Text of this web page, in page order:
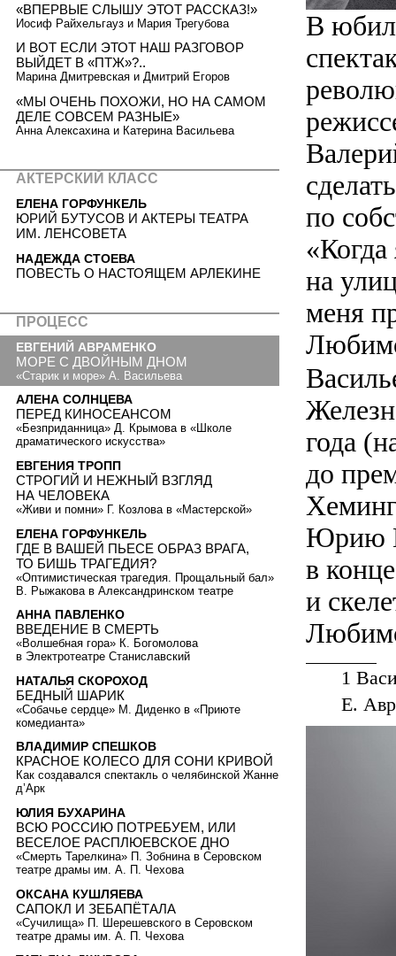
В
по
«Когда
на
меня
года
до
Юрию
в
и
1
Е.
«ВПЕРВЫЕ СЛЫШУ ЭТОТ РАССКАЗ!»
Иосиф Райхельгауз и Мария Трегубова
И ВОТ ЕСЛИ ЭТОТ НАШ РАЗГОВОР
ВЫЙДЕТ В «ПТЖ»?..
Марина Дмитревская и Дмитрий Егоров
«МЫ ОЧЕНЬ ПОХОЖИ, НО НА САМОМ
ДЕЛЕ СОВСЕМ РАЗНЫЕ»
Анна Алексахина и Катерина Васильева
АКТЕРСКИЙ КЛАСС
ЕЛЕНА ГОРФУНКЕЛЬ
ЮРИЙ БУТУСОВ И АКТЕРЫ ТЕАТРА
ИМ. ЛЕНСОВЕТА
НАДЕЖДА СТОЕВА
ПОВЕСТЬ О НАСТОЯЩЕМ АРЛЕКИНЕ
ПРОЦЕСС
ЕВГЕНИЙ АВРАМЕНКО
МОРЕ С ДВОЙНЫМ ДНОМ
«Старик и море» А. Васильева
АЛЕНА СОЛНЦЕВА
ПЕРЕД КИНОСЕАНСОМ
«Безприданница» Д. Крымова в «Школе
драматического искусства»
ЕВГЕНИЯ ТРОПП
СТРОГИЙ И НЕЖНЫЙ ВЗГЛЯД
НА ЧЕЛОВЕКА
«Живи и помни» Г. Козлова в «Мастерской»
ЕЛЕНА ГОРФУНКЕЛЬ
ГДЕ В ВАШЕЙ ПЬЕСЕ ОБРАЗ ВРАГА,
ТО БИШЬ ТРАГЕДИЯ?
«Оптимистическая трагедия. Прощальный бал»
В. Рыжакова в Александринском театре
АННА ПАВЛЕНКО
ВВЕДЕНИЕ В СМЕРТЬ
«Волшебная гора» К. Богомолова
в Электротеатре Станиславский
НАТАЛЬЯ СКОРОХОД
БЕДНЫЙ ШАРИК
«Собачье сердце» М. Диденко в «Приюте
комедианта»
ВЛАДИМИР СПЕШКОВ
КРАСНОЕ КОЛЕСО ДЛЯ СОНИ КРИВОЙ
Как создавался спектакль о челябинской Жанне
д’Арк
ЮЛИЯ БУХАРИНА
ВСЮ РОССИЮ ПОТРЕБУЕМ, ИЛИ
ВЕСЕЛОЕ РАСПЛЮЕВСКОЕ ДНО
«Смерть Тарелкина» П. Зобнина в Серовском
театре драмы им. А. П. Чехова
ОКСАНА КУШЛЯЕВА
САПОКЛ И ЗЕБАПЁТАЛА
«Сучилища» П. Шерешевского в Серовском
театре драмы им. А. П. Чехова